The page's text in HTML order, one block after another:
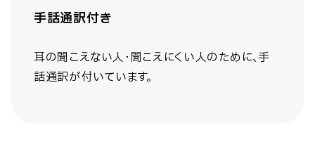
手話通訳付き
耳の聞こえない人・聞こえにくい人のために、手
話通訳が付いています。